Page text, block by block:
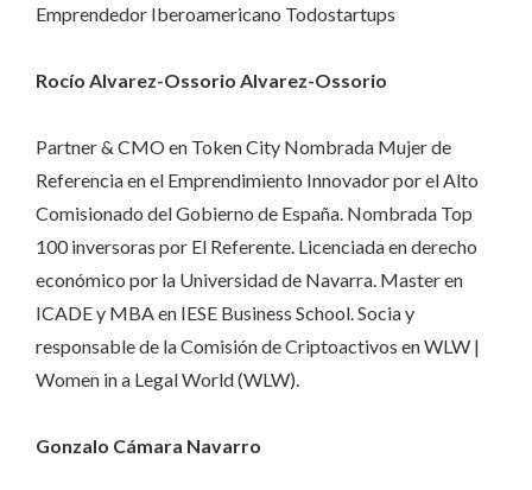
Emprendedor Iberoamericano Todostartups
Rocío Alvarez-Ossorio Alvarez-Ossorio
Partner & CMO en Token City Nombrada Mujer de
Referencia en el Emprendimiento Innovador por el Alto
Comisionado del Gobierno de España. Nombrada Top
100 inversoras por El Referente. Licenciada en derecho
económico por la Universidad de Navarra. Master en
ICADE y MBA en IESE Business School. Socia y
responsable de la Comisión de Criptoactivos en WLW |
Women in a Legal World (WLW).
Gonzalo Cámara Navarro